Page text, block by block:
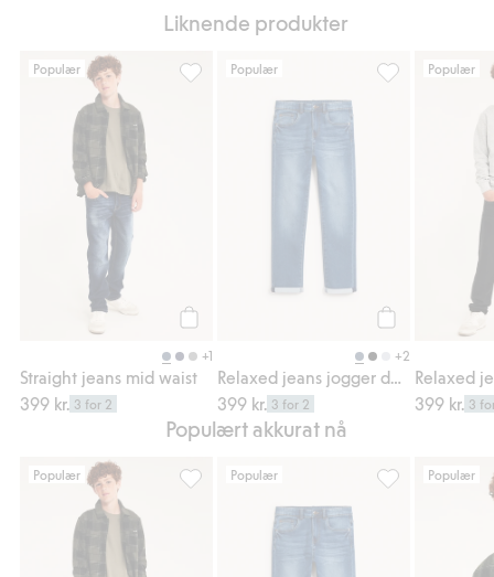
Liknende produkter
Populær
+1
Straight jeans mid waist
399 kr. 3 for 2
Straight jeans mid waist, Legg til i
Populær
+2
399 kr. 3 for 2
Populær
399 kr. 3
Populært akkurat nå
Populær
Straight jeans mid waist, Legg til i
Populær
Relaxed
Populær